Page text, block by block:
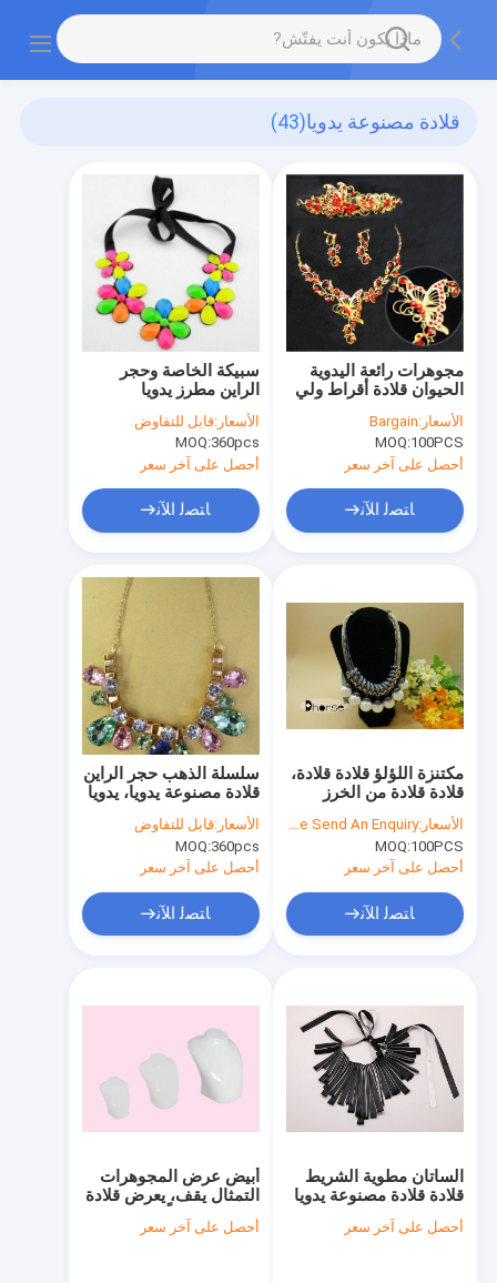
قلادة مصنوعة يدويا(43)
سبيكة الخاصة وحجر
الراين مطرز يدويا
المجوهرات وتقليد الشكل
المتعدد
الأسعار:قابل للتفاوض
MOQ:360pcs
أحصل على آخر سعر
ﺎﺘﺼﻟ ﺍﻶﻧ
مجوهرات رائعة اليدوية
الحيوان قلادة أقراط ولي
العهد للنساء والفتيات
الأسعار:Bargain
MOQ:100PCS
أحصل على آخر سعر
ﺎﺘﺼﻟ ﺍﻶﻧ
سلسلة الذهب حجر الراين
قلادة مصنوعة يدويا، يدويا
قلائد الخرز
الأسعار:قابل للتفاوض
MOQ:360pcs
أحصل على آخر سعر
ﺎﺘﺼﻟ ﺍﻶﻧ
مكتنزة اللؤلؤ قلادة قلادة،
قلادة قلادة من الخرز
للجماع الاجتماعي
الأسعار:Please Send An Enquiry
MOQ:100PCS
أحصل على آخر سعر
ﺎﺘﺼﻟ ﺍﻶﻧ
أبيض عرض المجوهرات
التمثال يقف، يعرض قلادة
مصنوعة يدوياً
أحصل على آخر سعر
الساتان مطوية الشريط
قلادة قلادة مصنوعة يدويا
487)
أحصل على آخر سعر